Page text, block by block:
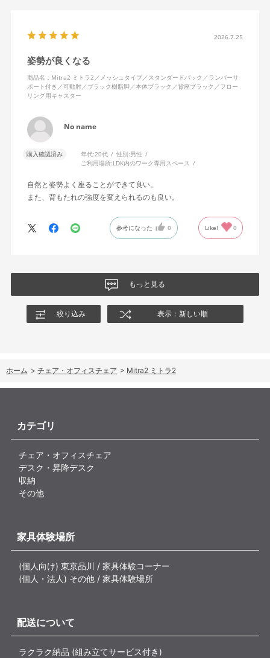
思います。良い商品に巡り会えてとても嬉しいです。
2026.7.25
姿勢が良くなる
商品名：Mitra2 ミトラ2／メッシュタイプ／スタンダードバック／ランバーサ
ポート付き／可動肘／ブラック樹脂脚／本体ブラック／背座ブラック／フロー
リング用キャスター
No name
購入確認済み 年代:20代 性別:男性
ご利用場所:LDK内のワーク専用スペース
自然と姿勢よく座ることができて良い。
また、背もたれの強度を変えられるのも良い。
参考になった 0 Like! 0
もっと見る
絞り込み 表示：新しい順
ホーム > チェア・オフィスチェア > Mitra2 ミトラ2
カテゴリ
チェア・オフィスチェア
デスク・昇降デスク
収納
その他
家具体験場所
(個人向け) 東京品川 / 家具体験コーナー
(個人・法人) その他 / 家具体験場所
配送について
ラクラク納品 (組み立てサービス付き)